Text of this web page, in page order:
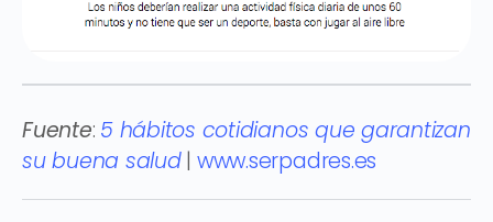
Fuente: 5 hábitos cotidianos que garantizan
su buena salud| www.serpadres.es